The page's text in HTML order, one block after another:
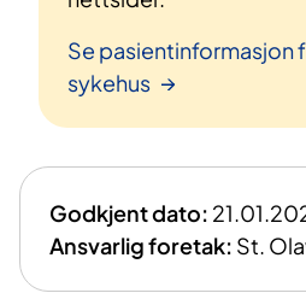
Se pasientinformasjon
sykehus
Godkjent dato:
Ansvarlig foretak: St.